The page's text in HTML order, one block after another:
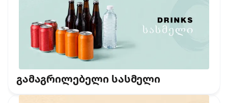
გამაგრილებელი სასმელი